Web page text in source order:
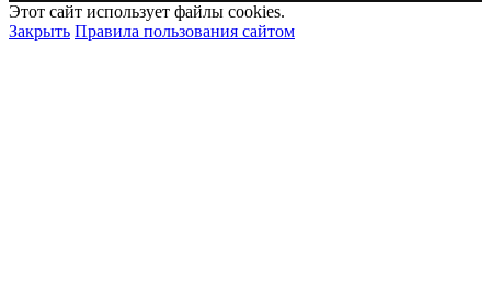
Этот сайт использует файлы cookies.
Закрыть Правила пользования сайтом